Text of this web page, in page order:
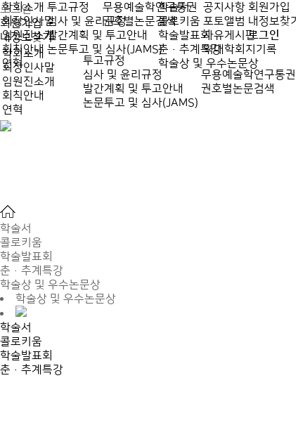
학회소개
회장인사말
임원진소개
회칙안내
연혁
투고규정
심사 및 윤리규정
발간계획 및 투고안내
논문투고 및 심사(JAMS)
무용예술학연구통권
권호별논문검색
학술서
콜로키움
학술발표회
춘·추계특강
학술상 및 우수논문상
공지사항
포토앨범
자유게시판
역대학회지기록
회원가입
내정보찾기
로그인
로그인
회원가입
내정보찾기
학회소개
회장인사말
임원진소개
회칙안내
연혁
투고규정
심사 및 윤리규정
발간계획 및 투고안내
논문투고 및 심사(JAMS)
무용예술학연구통권
권호별논문검색
학술서
콜로키움
학술발표회
춘·추계특강
학술상 및 우수논문상
학술상 및 우수논문상
학술서
콜로키움
학술발표회
춘·추계특강